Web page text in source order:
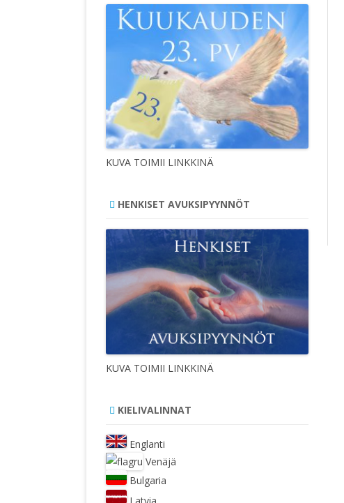
KUVA TOIMII LINKKINÄ
HENKISET AVUKSIPYYNNÖT
KUVA TOIMII LINKKINÄ
KIELIVALINNAT
Englanti
Venäjä
Bulgaria
Latvia